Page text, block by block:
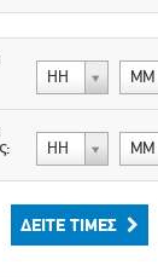
ΗΗ ΜΜ
ΗΗ ΜΜ
ΔΕΊΤΕ ΤΙΜΈΣ